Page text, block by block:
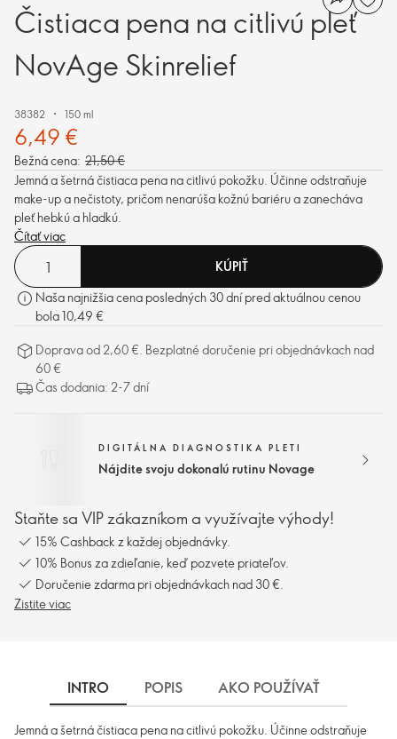
Čistiaca pena na citlivú pleť
NovAge Skinrelief
38382 150 ml
6,49 €
Bežná cena: 21,50 €
Jemná a šetrná čistiaca pena na citlivú pokožku. Účinne odstraňuje
make-up a nečistoty, pričom nenarúša kožnú bariéru a zanecháva
pleť hebkú a hladkú.
Čítať viac
KÚPIŤ
Naša najnižšia cena posledných 30 dní pred aktuálnou cenou
bola 10,49 €
Doprava od 2,60 €. Bezplatné doručenie pri objednávkach nad
60 €
Čas dodania: 2-7 dní
DIGITÁLNA DIAGNOSTIKA PLETI
Nájdite svoju dokonalú rutinu Novage
Staňte sa VIP zákazníkom a využívajte výhody!
15% Cashback z každej objednávky.
10% Bonus za zdieľanie, keď pozvete priateľov.
Doručenie zdarma pri objednávkach nad 30 €.
Zistite viac
INTRO POPIS AKO POUŽÍVAŤ
Jemná a šetrná čistiaca pena na citlivú pokožku. Účinne odstraňuje